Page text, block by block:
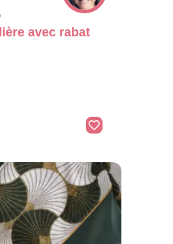
avec rabat